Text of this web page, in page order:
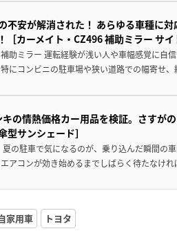
不安が解消された！ あらゆる車種に
カーメイト・CZ496 補助ミラー サイ
助ミラー 運転経験が浅い人や車幅感覚に自信
にコンビニの駐車場や狭い道路での幅寄せ
の情熱価格カー用品を検証。さすが
サンシェード］
の駐車で気になるのが、乗り込んだ瞬間の
アコンが効き始めるまでしばらく待たなけ
家用車 トヨタ